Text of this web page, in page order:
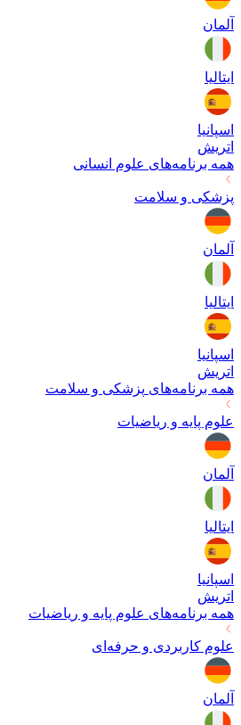
آلمان
ایتالیا
اسپانیا
اتریش
همه برنامه‌های علوم انسانی
پزشکی و سلامت
آلمان
ایتالیا
اسپانیا
اتریش
همه برنامه‌های پزشکی و سلامت
علوم پایه و ریاضیات
آلمان
ایتالیا
اسپانیا
اتریش
همه برنامه‌های علوم پایه و ریاضیات
علوم کاربردی و حرفه‌ای
آلمان